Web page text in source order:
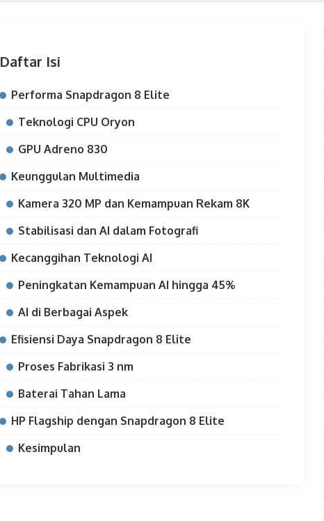
Daftar Isi
Performa Snapdragon 8 Elite
Teknologi CPU Oryon
GPU Adreno 830
Keunggulan Multimedia
Kamera 320 MP dan Kemampuan Rekam 8K
Stabilisasi dan AI dalam Fotografi
Kecanggihan Teknologi AI
Peningkatan Kemampuan AI hingga 45%
AI di Berbagai Aspek
Efisiensi Daya Snapdragon 8 Elite
Proses Fabrikasi 3 nm
Baterai Tahan Lama
HP Flagship dengan Snapdragon 8 Elite
Kesimpulan